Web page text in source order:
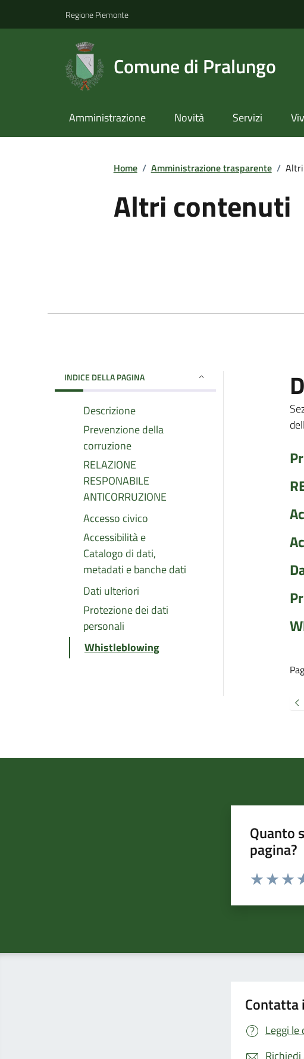
Regione Piemonte
Comune di Pralungo
Amministrazione Novità Servizi
Home / Amministrazione trasparente /
Altri contenuti
INDICE DELLA PAGINA
Descrizione
Prevenzione della
corruzione
RELAZIONE
RESPONABILE
ANTICORRUZIONE
Accesso civico
Accessibilità e
Catalogo di dati,
metadati e banche dati
Dati ulteriori
Protezione dei dati
personali
Whistleblowing
Quanto
pagina?
Valuta da 1 a 5
Contatta
Leggi